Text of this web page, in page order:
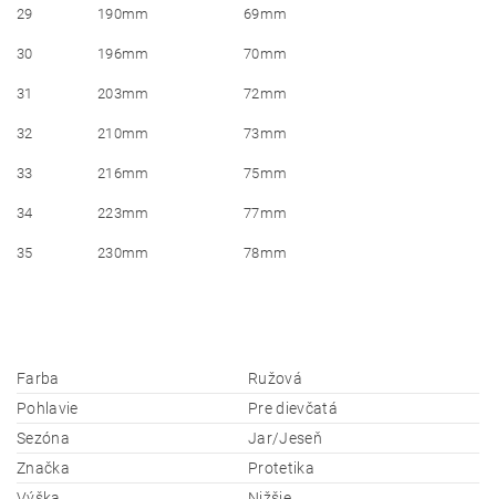
29 190mm 69mm
30 196mm 70mm
31 203mm 72mm
32 210mm 73mm
33 216mm 75mm
34 223mm 77mm
35 230mm 78mm
Farba
Ružová
Pohlavie
Pre dievčatá
Sezóna
Jar/Jeseň
Značka
Protetika